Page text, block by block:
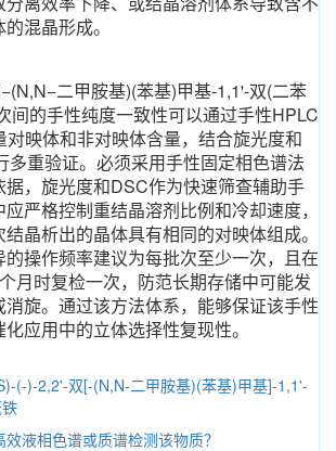
混晶形成。
二甲胺基)(苯基)甲基-1,1'-双(二苯
间的手性纯度一致性可以通过手性HPLC
对映体和非对映体含量，结合旋光度和
多重验证。必须采用手性固定相色谱法
，旋光度和DSC作为快速筛查辅助手
严格控制重结晶溶剂比例和冷却速度，
晶析出的晶体具有相同的对映体组成。
操作频率建议为每批次至少一次，且在
月时复检一次，防范长期存储中可能发
消旋。通过该方法体系，能够保证该手性
应用中的立体选择性复现性。
(-)-2,2'-双[-(N,N-二甲胺基)(苯基)甲基]-1,1'-
效液相色谱或质谱检测该物质？